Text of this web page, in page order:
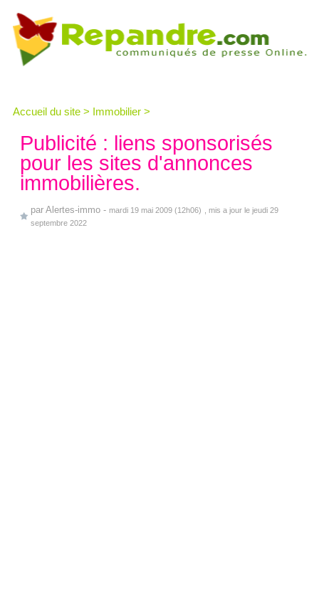
Accueil du site > Immobilier >
Publicité : liens sponsorisés
pour les sites d'annonces
immobilières.
par Alertes-immo - mardi 19 mai 2009 (12h06)
, mis a jour le jeudi 29
septembre 2022